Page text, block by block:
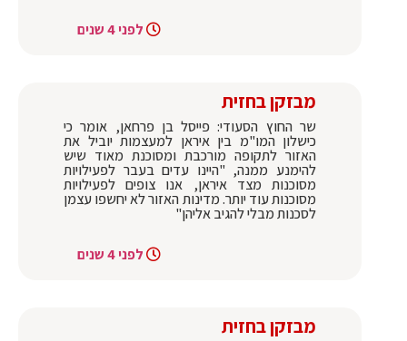
לפני 4 שנים
מבזקן בחזית
שר החוץ הסעודי: פייסל בן פרחאן, אומר כי
כישלון המו"מ בין איראן למעצמות יוביל את
האזור לתקופה מורכבת ומסוכנת מאוד שיש
להימנע ממנה, "היינו עדים בעבר לפעילויות
מסוכנות מצד איראן, אנו צופים לפעילויות
מסוכנות עוד יותר. מדינות האזור לא יחשפו עצמן
לסכנות מבלי להגיב אליהן"
לפני 4 שנים
מבזקן בחזית